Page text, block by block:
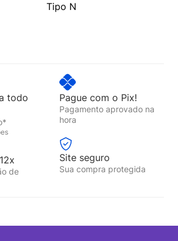
Tipo N
todo
Pague com o Pix!
Pagamento aprovado na
hora
de
Site seguro
Sua compra protegida